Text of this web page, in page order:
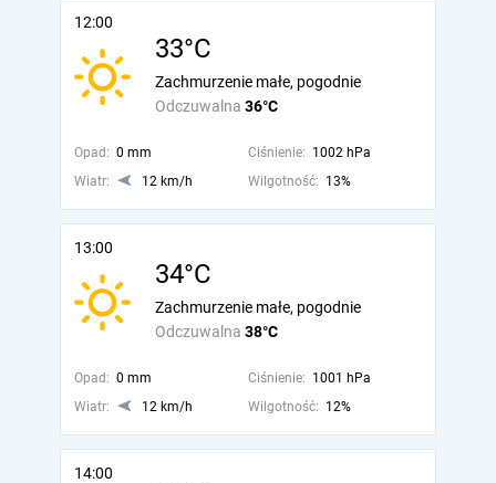
12:00
33°C
Odczuwalna 36°C
Zachmurzenie małe, pogodnie
Opad: 0 mm Ciśnienie: 1002 hPa
Wiatr:
12 km/h Wilgotność: 13%
13:00
34°C
Odczuwalna 38°C
Zachmurzenie małe, pogodnie
Opad: 0 mm Ciśnienie: 1001 hPa
Wiatr:
12 km/h Wilgotność: 12%
14:00